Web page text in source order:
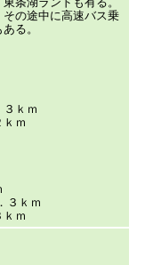
の途中に高速バス乗
る。
ｋｍ
ｍ
３ｋｍ
ｍ